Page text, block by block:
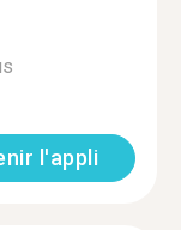
l'appli